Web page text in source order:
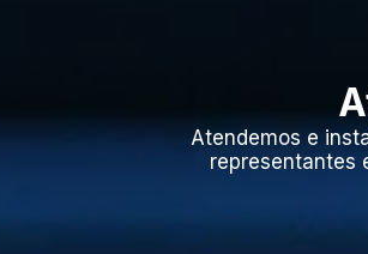
Atendemos e
representantes